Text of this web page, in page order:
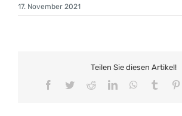
17. November 2021
Teilen Sie diesen Artikel!
Facebook
TwitterRedditLinkedInWhatsApp
Tumblr